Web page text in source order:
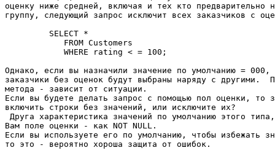
оценку ниже средней, включая и тех кто
группу, следующий запрос исключит всех заказчиков с
         SELECT *
            FROM Customers
            WHERE rating < = 100;
Однако, если вы назначили значение по умолчанию =
заказчики без оценок будут выбраны наряду с другими.
метода - зависит от ситуации.
Если вы будете делать запрос с помощью пол оценки, то
включить строки без значений, или исключите их?
Друга характеристика значений по умолчанию этого
Вам поле оценки - как NOT NULL.
Если вы используете его по умолчанию, чтобы избежать
то это - вероятно хороша защита от ошибок.